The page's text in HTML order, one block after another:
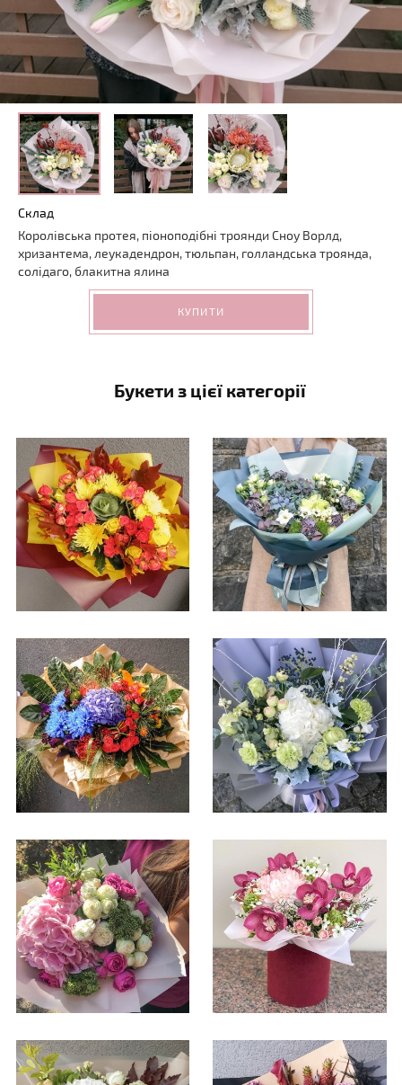
Склад
Королівська протея, піоноподібні троянди Сноу Ворлд,
хризантема, леукадендрон, тюльпан, голландська троянда,
солідаго, блакитна ялина
КУПИТИ
Букети з цієї категорії